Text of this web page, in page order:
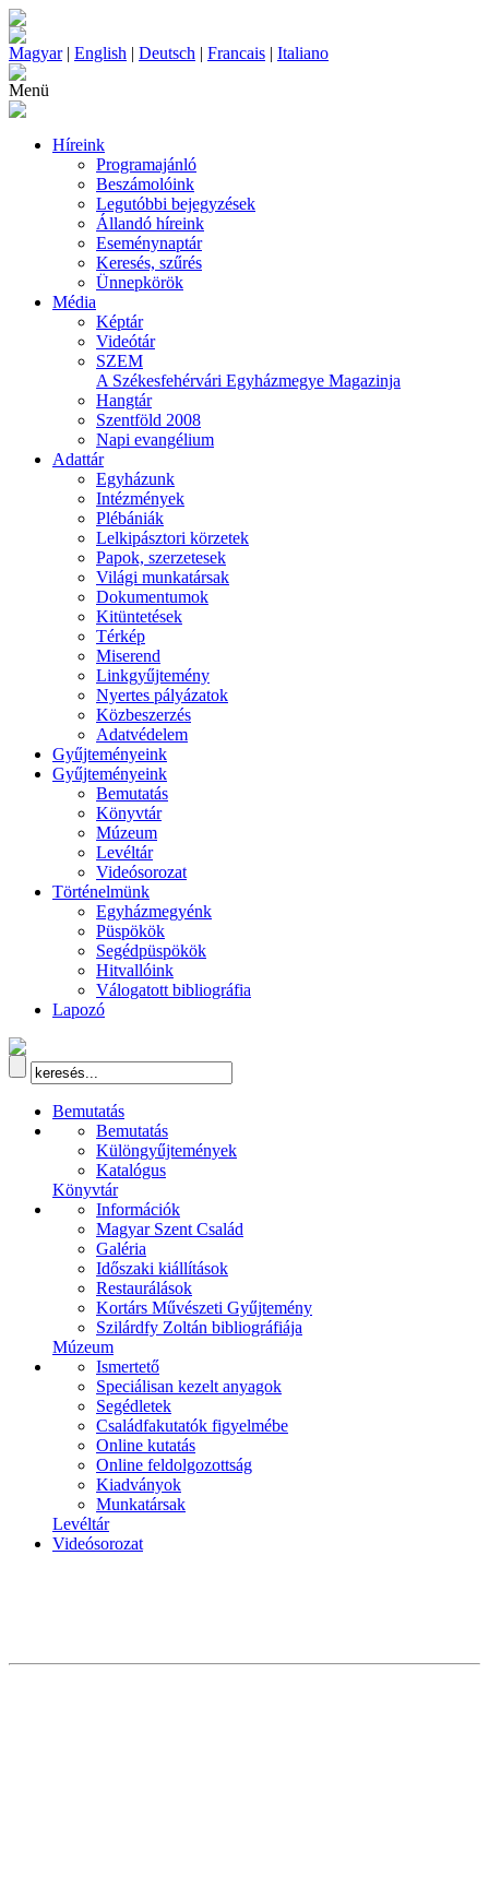
Magyar| English | Deutsch | Francais | Italiano
Menü
Híreink
Programajánló
Beszámolóink
Legutóbbi bejegyzések
Állandó híreink
Eseménynaptár
Keresés, szűrés
Ünnepkörök
Média
Képtár
Videótár
SZEM
A Székesfehérvári Egyházmegye Magazinja
Hangtár
Szentföld 2008
Napi evangélium
Adattár
Egyházunk
Intézmények
Plébániák
Lelkipásztori körzetek
Papok, szerzetesek
Világi munkatársak
Dokumentumok
Kitüntetések
Térkép
Miserend
Linkgyűjtemény
Nyertes pályázatok
Közbeszerzés
Adatvédelem
Gyűjteményeink
Gyűjteményeink
Bemutatás
Könyvtár
Múzeum
Levéltár
Videósorozat
Történelmünk
Egyházmegyénk
Püspökök
Segédpüspökök
Hitvallóink
Válogatott bibliográfia
Lapozó
Bemutatás
Bemutatás
Különgyűjtemények
Katalógus
Könyvtár
Információk
Magyar Szent Család
Galéria
Időszaki kiállítások
Restaurálások
Kortárs Művészeti Gyűjtemény
Szilárdfy Zoltán bibliográfiája
Múzeum
Ismertető
Speciálisan kezelt anyagok
Segédletek
Családfakutatók figyelmébe
Online kutatás
Online feldolgozottság
Kiadványok
Munkatársak
Levéltár
Videósorozat